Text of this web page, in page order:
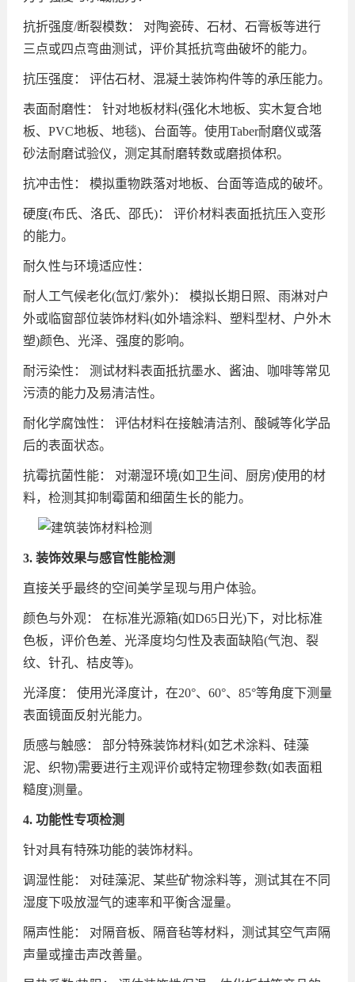
抗折强度/断裂模数： 对陶瓷砖、石材、石膏板等进行
三点或四点弯曲测试，评价其抵抗弯曲破坏的能力。
抗压强度： 评估石材、混凝土装饰构件等的承压能力。
表面耐磨性： 针对地板材料(强化木地板、实木复合地
板、PVC地板、地毯)、台面等。使用Taber耐磨仪或落
砂法耐磨试验仪，测定其耐磨转数或磨损体积。
抗冲击性： 模拟重物跌落对地板、台面等造成的破坏。
硬度(布氏、洛氏、邵氏)： 评价材料表面抵抗压入变形
的能力。
耐久性与环境适应性：
耐人工气候老化(氙灯/紫外)： 模拟长期日照、雨淋对户
外或临窗部位装饰材料(如外墙涂料、塑料型材、户外木
塑)颜色、光泽、强度的影响。
耐污染性： 测试材料表面抵抗墨水、酱油、咖啡等常见
污渍的能力及易清洁性。
耐化学腐蚀性： 评估材料在接触清洁剂、酸碱等化学品
后的表面状态。
抗霉抗菌性能： 对潮湿环境(如卫生间、厨房)使用的材
料，检测其抑制霉菌和细菌生长的能力。
3. 装饰效果与感官性能检测
直接关乎最终的空间美学呈现与用户体验。
颜色与外观： 在标准光源箱(如D65日光)下，对比标准
色板，评价色差、光泽度均匀性及表面缺陷(气泡、裂
纹、针孔、桔皮等)。
光泽度： 使用光泽度计，在20°、60°、85°等角度下测量
表面镜面反射光能力。
质感与触感： 部分特殊装饰材料(如艺术涂料、硅藻
泥、织物)需要进行主观评价或特定物理参数(如表面粗
糙度)测量。
4. 功能性专项检测
针对具有特殊功能的装饰材料。
调湿性能： 对硅藻泥、某些矿物涂料等，测试其在不同
湿度下吸放湿气的速率和平衡含湿量。
隔声性能： 对隔音板、隔音毡等材料，测试其空气声隔
声量或撞击声改善量。